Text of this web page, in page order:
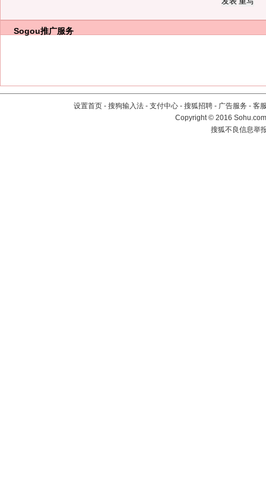
Sogou推广服务
设置首页 - 搜狗输入法 - 支付中心 - 搜狐招聘 - 广告服务 - 客
Copyright©2016
搜狐不良信息举